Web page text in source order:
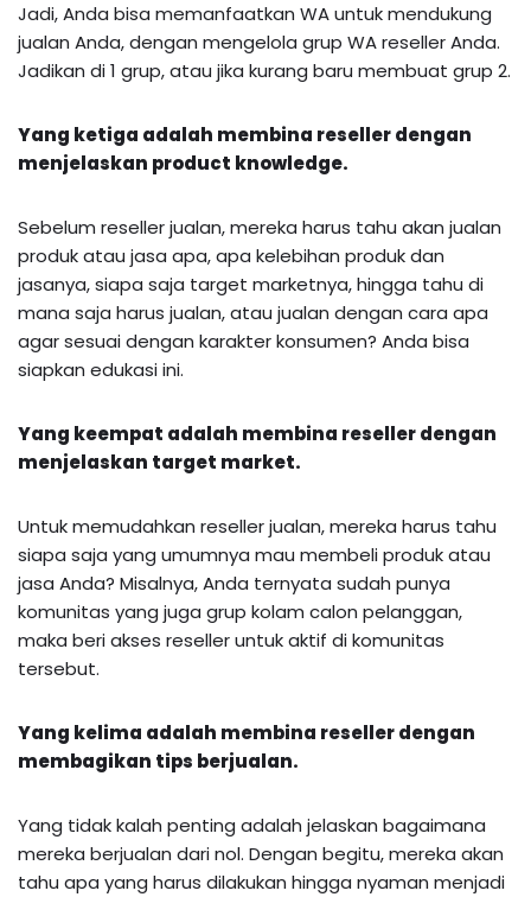
Jadi, Anda bisa memanfaatkan WA untuk mendukung
jualan Anda, dengan mengelola grup WA reseller Anda.
Jadikan di 1 grup, atau jika kurang baru membuat grup 2.
Yang ketiga adalah membina reseller dengan
menjelaskan product knowledge.
Sebelum reseller jualan, mereka harus tahu akan jualan
produk atau jasa apa, apa kelebihan produk dan
jasanya, siapa saja target marketnya, hingga tahu di
mana saja harus jualan, atau jualan dengan cara apa
agar sesuai dengan karakter konsumen? Anda bisa
siapkan edukasi ini.
Yang keempat adalah membina reseller dengan
menjelaskan target market.
Untuk memudahkan reseller jualan, mereka harus tahu
siapa saja yang umumnya mau membeli produk atau
jasa Anda? Misalnya, Anda ternyata sudah punya
komunitas yang juga grup kolam calon pelanggan,
maka beri akses reseller untuk aktif di komunitas
tersebut.
Yang kelima adalah membina reseller dengan
membagikan tips berjualan.
Yang tidak kalah penting adalah jelaskan bagaimana
mereka berjualan dari nol. Dengan begitu, mereka akan
tahu apa yang harus dilakukan hingga nyaman menjadi